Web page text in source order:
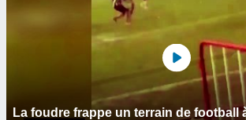
La foudre frappe un terrain de football